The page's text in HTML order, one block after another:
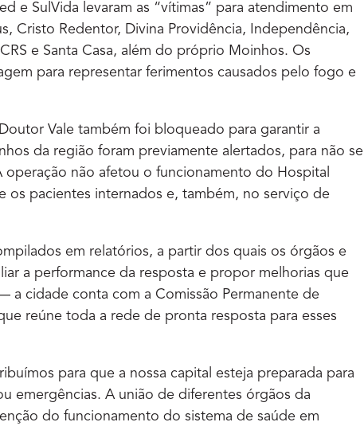
e SulVida levaram as “vítimas” para atendimento em
Cristo Redentor, Divina Providência, Independência,
e Santa Casa, além do próprio Moinhos. Os
para representar ferimentos causados pelo fogo e
Vale também foi bloqueado para garantir a
da região foram previamente alertados, para não se
operação não afetou o funcionamento do Hospital
os pacientes internados e, também, no serviço de
em relatórios, a partir dos quais os órgãos e
a performance da resposta e propor melhorias que
a cidade conta com a Comissão Permanente de
reúne toda a rede de pronta resposta para esses
para que a nossa capital esteja preparada para
emergências. A união de diferentes órgãos da
do funcionamento do sistema de saúde em